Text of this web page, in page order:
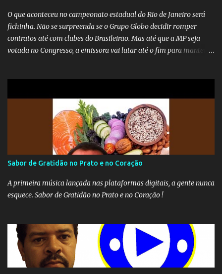
O que aconteceu no campeonato estadual do Rio de Janeiro será
fichinha. Não se surpreenda se o Grupo Globo decidir romper
contratos até com clubes do Brasileirão. Mas até que a MP seja
votada no Congresso, a emissora vai lutar até o fim para manter o
Sabor de Gratidão no Prato e no Coração
A primeira música lançada nas plataformas digitais, a gente nunca
esquece. Sabor de Gratidão no Prato e no Coração !